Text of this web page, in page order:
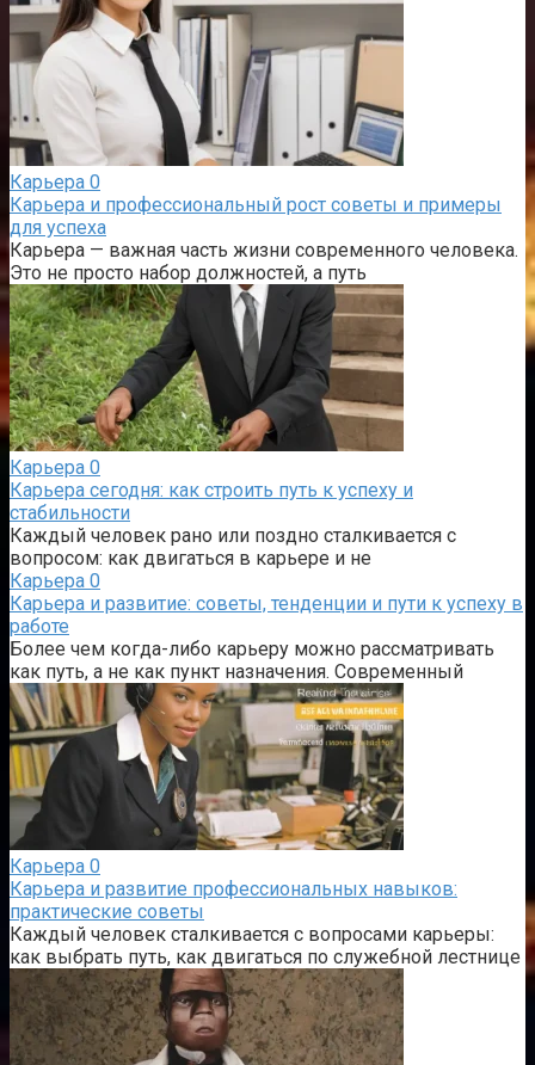
Карьера 0
Карьера и профессиональный рост советы и примеры
для успеха
Карьера — важная часть жизни современного человека.
Это не просто набор должностей, а путь
Карьера 0
Карьера сегодня: как строить путь к успеху и
стабильности
Каждый человек рано или поздно сталкивается с
вопросом: как двигаться в карьере и не
Карьера 0
Карьера и развитие: советы, тенденции и пути к успеху в
работе
Более чем когда-либо карьеру можно рассматривать
как путь, а не как пункт назначения. Современный
Карьера 0
Карьера и развитие профессиональных навыков:
практические советы
Каждый человек сталкивается с вопросами карьеры:
как выбрать путь, как двигаться по служебной лестнице